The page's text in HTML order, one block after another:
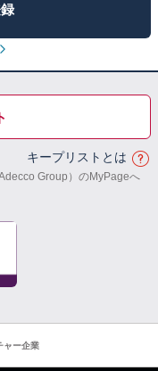
キープリストとは
Group）のMyPageへ
ャー企業